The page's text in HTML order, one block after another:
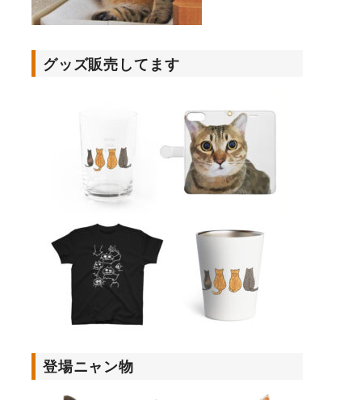
グッズ販売してます
登場ニャン物